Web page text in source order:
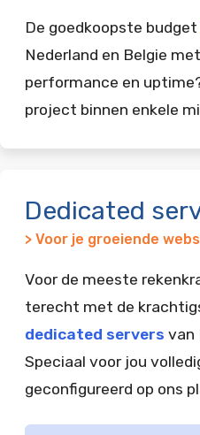
De goedkoopste budget
Nederland en Belgie
performance en
project binnen enkele
Dedicated
> Voor je groeiende
Voor de meeste
terecht met de
dedicated servers van
Speciaal voor jou
geconfigureerd op ons